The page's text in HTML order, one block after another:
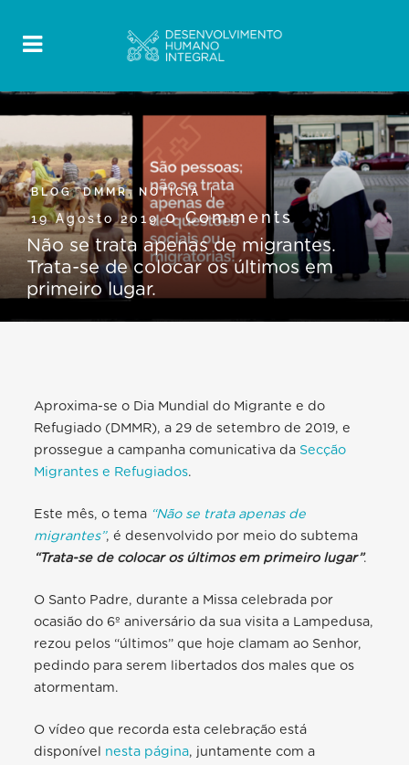
BLOG,DMMR, NOTÍCIA
19 Agosto 20190 Comments
Não se trata apenas de migrantes.
Trata-se de colocar os últimos em
primeiro lugar.
Aproxima-se o Dia Mundial do Migrante e do
Refugiado (DMMR), a 29 de setembro de 2019, e
prosseguea campanha comunicativa da Secção
Migrantes e Refugiados.
Este mês, o tema “Não se trata apenas de
migrantes”, é desenvolvido por meio do subtema
“Trata-se de colocar os últimos em primeiro lugar”.
O Santo Padre, durante a Missa celebrada por
ocasião do 6º aniversário da sua visita a Lampedusa,
rezou pelos “últimos” que hoje clamam ao Senhor,
pedindo para serem libertados dos males que os
atormentam.
O vídeo que recorda esta celebração está
disponível
nesta página, juntamente coma